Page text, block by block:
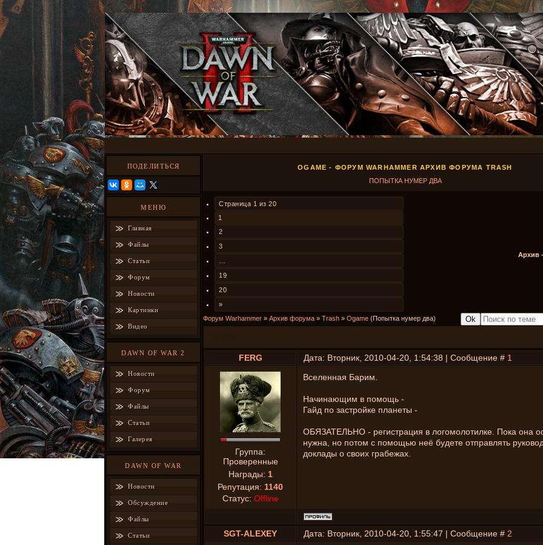
ПОДЕЛИТЬСЯ
МЕНЮ
Главная
Файлы
Статьи
Форум
Новости
Картинки
Видео
DAWN OF WAR 2
Новости
Форум
Файлы
Статьи
Галерея
DAWN OF WAR
Новости
Обсуждение
Файлы
Статьи
OGAME - ФОРУМ WARHAMMER АРХИВ ФОРУМА TRASH
ПОПЫТКА НУМЕР ДВА
Страница 1 из 20
1
2
3
19
20
»
Архив
Форум Warhammer » Архив форума » Trash » Ogame (Попытка нумер два)
FERG Дата: Вторник, 2010-04-20, 1:54:38 | Сообщение # 1
Группа:
Проверенные
Награды: 1
Репутация: 1140
Статус: Offline
Вселенная Барим.
Начинающим в помощь -
Гайд по застройке планеты -
ОБЯЗАТЕЛЬНО - регистрация в логомолотилке. Пока она
нужна, но потом с помощью неё будете отправлять
доклады о своих грабежах.
SGT-ALEXEY Дата: Вторник, 2010-04-20, 1:55:47 | Сообщение # 2